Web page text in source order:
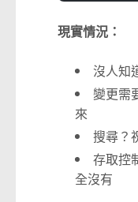
現實情況：
沒人知
變更需
來
搜尋？
存取控
全沒有